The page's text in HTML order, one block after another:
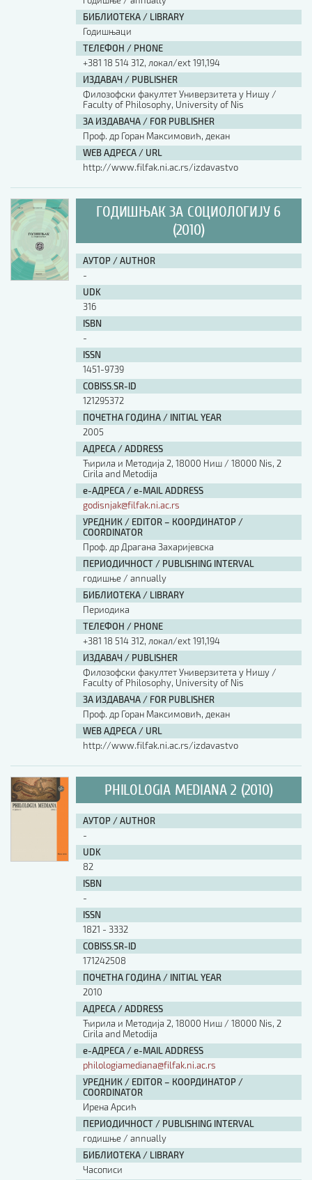
БИБЛИОТЕКА / LIBRARY
Годишњаци
ТЕЛЕФОН / PHONE
+381 18 514 312, локал/ext 191,194
ИЗДАВАЧ / PUBLISHER
Филозофски факултет Универзитета у Нишу /
Faculty of Philosophy, University of Nis
ЗА ИЗДАВАЧА / FOR PUBLISHER
Проф. др Горан Максимовић, декан
WEB АДРЕСА / URL
http://www.filfak.ni.ac.rs/izdavastvo
ГОДИШЊАК ЗА СОЦИОЛОГИЈУ 6
(2010)
АУТОР / AUTHOR
-
UDK
316
ISBN
-
ISSN
1451-9739
COBISS.SR-ID
121295372
ПОЧЕТНА ГОДИНА / INITIAL YEAR
2005
АДРЕСА / ADDRESS
Ћирила и Методија 2, 18000 Ниш / 18000 Nis, 2
Cirila and Metodija
е-АДРЕСА / e-MAIL ADDRESS
godisnjak@filfak.ni.ac.rs
УРЕДНИК / EDITOR – КООРДИНАТОР /
COORDINATOR
Проф. др Драгана Захаријевска
ПЕРИОДИЧНОСТ / PUBLISHING INTERVAL
годишње / annually
БИБЛИОТЕКА / LIBRARY
Периодика
ТЕЛЕФОН / PHONE
+381 18 514 312, локал/ext 191,194
ИЗДАВАЧ / PUBLISHER
Филозофски факултет Универзитета у Нишу /
Faculty of Philosophy, University of Nis
ЗА ИЗДАВАЧА / FOR PUBLISHER
Проф. др Горан Максимовић, декан
WEB АДРЕСА / URL
http://www.filfak.ni.ac.rs/izdavastvo
PHILOLOGIA MEDIANA 2 (2010)
АУТОР / AUTHOR
-
UDK
82
ISBN
-
ISSN
1821 - 3332
COBISS.SR-ID
171242508
ПОЧЕТНА ГОДИНА / INITIAL YEAR
2010
АДРЕСА / ADDRESS
Ћирила и Методија 2, 18000 Ниш / 18000 Nis, 2
Cirila and Metodija
е-АДРЕСА / e-MAIL ADDRESS
philologiamediana@filfak.ni.ac.rs
УРЕДНИК / EDITOR – КООРДИНАТОР /
COORDINATOR
Ирена Арсић
ПЕРИОДИЧНОСТ / PUBLISHING INTERVAL
годишње / annually
БИБЛИОТЕКА / LIBRARY
Часописи